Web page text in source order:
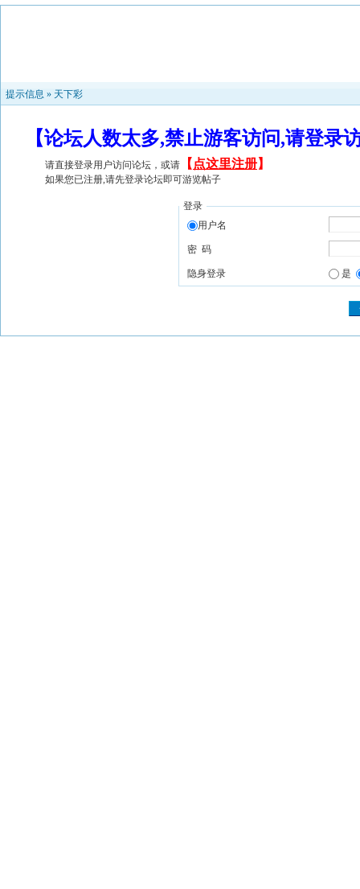
提示信息 » 天下彩
【论坛人数太多,禁止游客访问,请登
请直接登录用户访问论坛，或请 【 点这里注册】
如果您已注册,请先登录论坛即可游览帖子
登录
用户名
密 码
隐身登录 是